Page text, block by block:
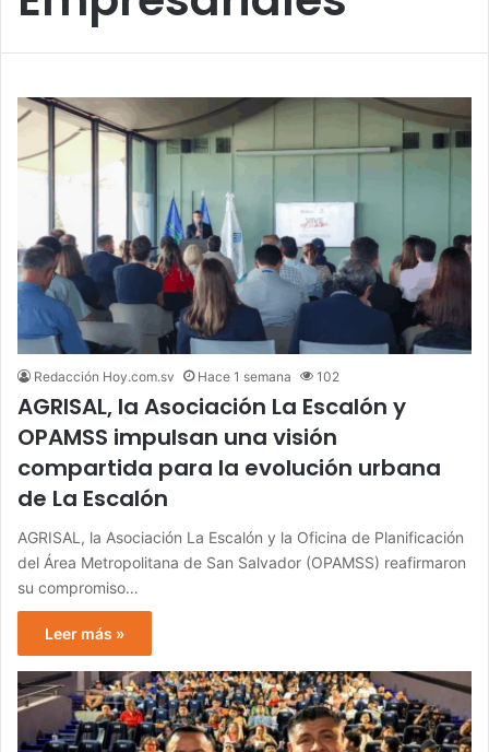
Redacción Hoy.com.sv Hace 1 semana 102
AGRISAL, la Asociación La Escalón y
OPAMSS impulsan una visión
compartida para la evolución urbana
de La Escalón
AGRISAL, la Asociación La Escalón y la Oficina de Planificación
del Área Metropolitana de San Salvador (OPAMSS) reafirmaron
su compromiso…
Leer más »